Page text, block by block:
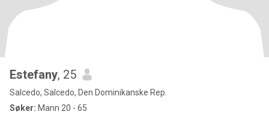
Estefany, 25
Salcedo, Salcedo, Den Dominikanske Rep.
Søker: Mann 20 - 65